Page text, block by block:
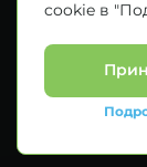
Материалы,
должны
Определение
прерогативой
приведены как
С полным
cookie в